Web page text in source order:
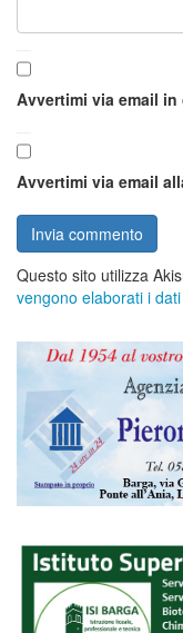
Avvertimi via email
Avvertimi via email
Questo sito utilizza
vengono elaborati i